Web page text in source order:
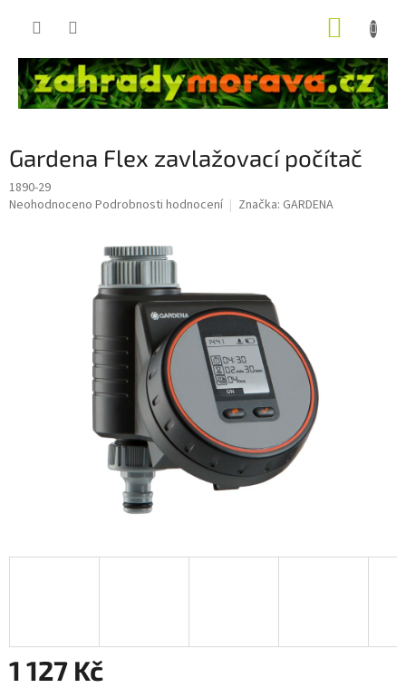
Gardena Flex zavlažovací počítač
1890-29
Průměrné
Neohodnoceno Podrobnosti hodnocení Značka: GARDENA
1 127 Kč